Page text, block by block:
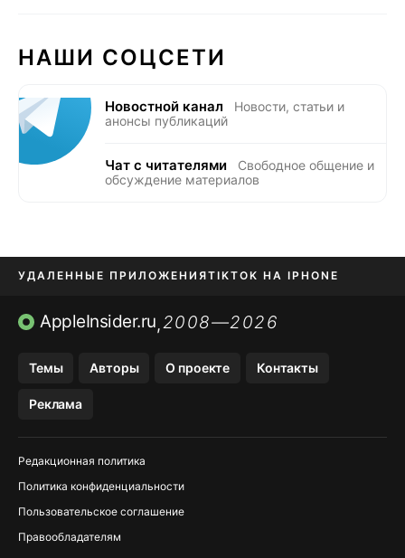
НАШИ СОЦСЕТИ
Новостной канал
Новости, статьи и
анонсы публикаций
Чат с читателями
Свободное общение и
обсуждение материалов
УДАЛЕННЫЕ ПРИЛОЖЕНИЯTIKTOK НА IPHONE
ПРИЛОЖЕНИЯ БЕЗ APP STORE
AppleInsider.ru,2008—2026
Темы Авторы О проекте Контакты
Реклама
Редакционная политика
Политика конфиденциальности
Пользовательское соглашение
Правообладателям